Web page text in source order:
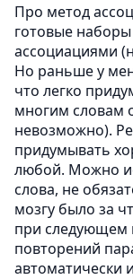
Про метод
готовые
ассоциациями
Но раньше у
что легко
многим словам
невозможно).
придумывать
любой. Можно
слова, не
мозгу было за
при следующем
повторений
автоматически